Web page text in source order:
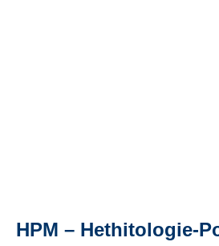
HPM – Hethitologie-